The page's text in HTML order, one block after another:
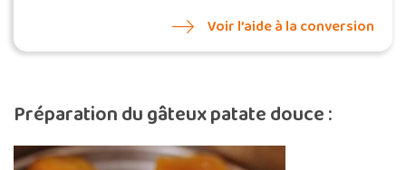
Voir l’aide à la conversion
Préparation du gâteux patate douce :